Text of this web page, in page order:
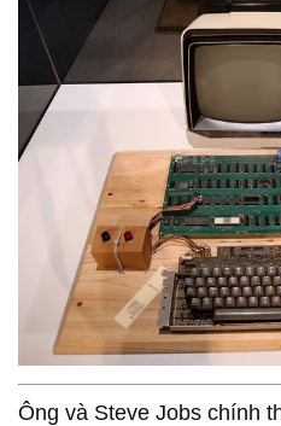
Ông và Steve Jobs chính